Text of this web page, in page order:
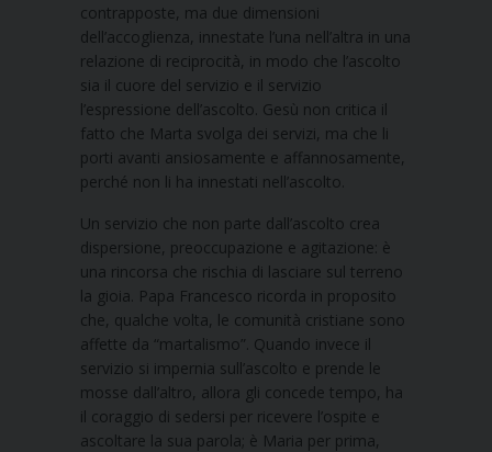
contrapposte, ma due dimensioni
dell’accoglienza, innestate l’una nell’altra in una
relazione di reciprocità, in modo che l’ascolto
sia il cuore del servizio e il servizio
l’espressione dell’ascolto. Gesù non critica il
fatto che Marta svolga dei servizi, ma che li
porti avanti ansiosamente e affannosamente,
perché non li ha innestati nell’ascolto.
Un servizio che non parte dall’ascolto crea
dispersione, preoccupazione e agitazione: è
una rincorsa che rischia di lasciare sul terreno
la gioia. Papa Francesco ricorda in proposito
che, qualche volta, le comunità cristiane sono
affette da “martalismo”. Quando invece il
servizio si impernia sull’ascolto e prende le
mosse dall’altro, allora gli concede tempo, ha
il coraggio di sedersi per ricevere l’ospite e
ascoltare la sua parola; è Maria per prima,